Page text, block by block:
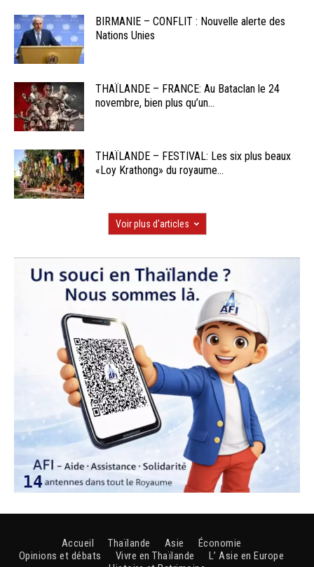
BIRMANIE – CONFLIT : Nouvelle alerte des
Nations Unies
THAÏLANDE – FRANCE: Au Bataclan le 24
novembre, bien plus qu’un...
THAÏLANDE – FESTIVAL: Les six plus beaux
«Loy Krathong» du royaume...
Voir plus d'articles
Accueil Thaïlande Asie
Économie
Opinions et débats
Vivre en Thaïlande
L’ Asie en Europe